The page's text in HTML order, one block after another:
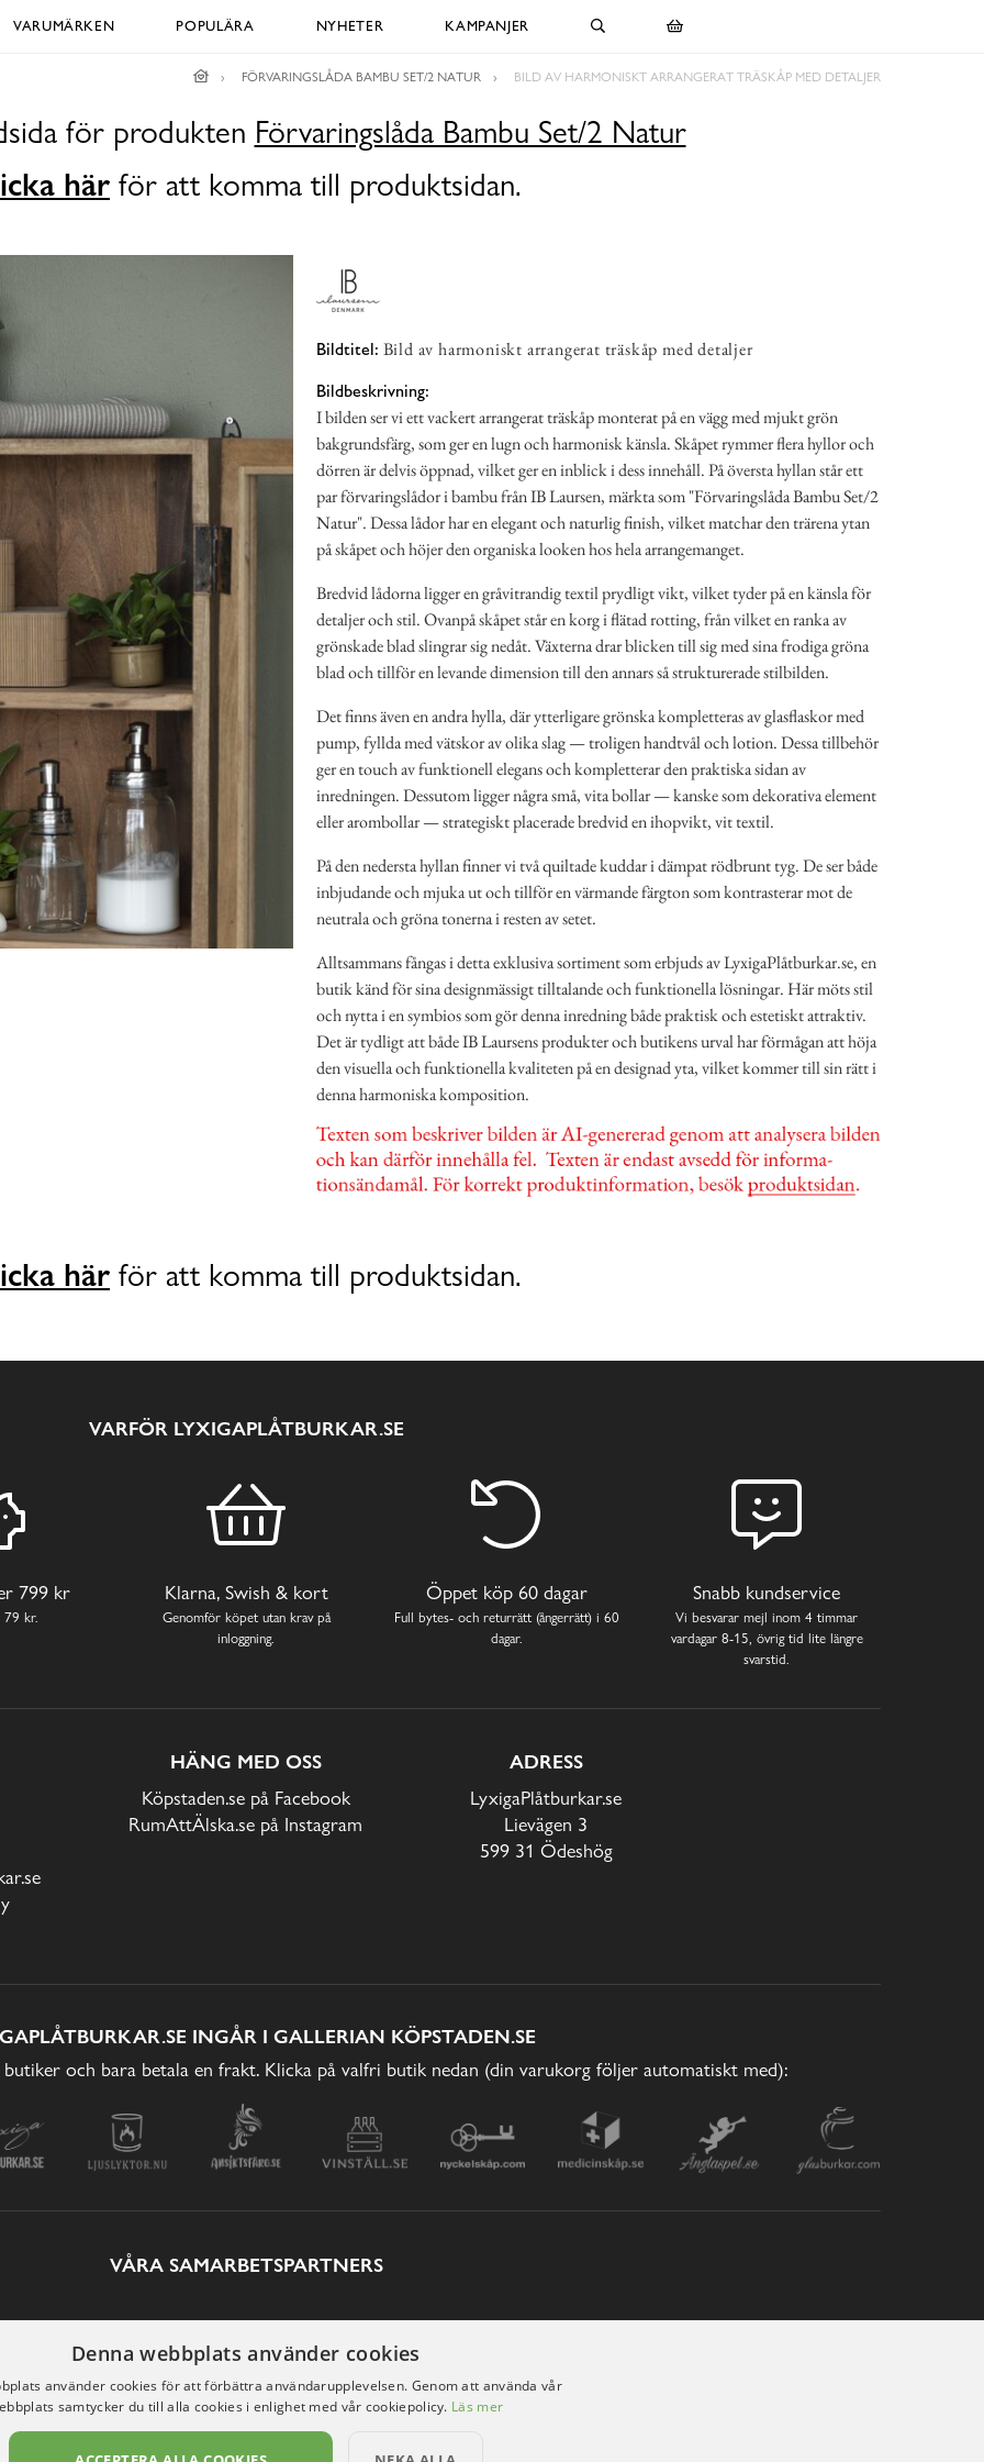
VARUMÄRKEN POPULÄRA NYHETER KAMPANJER
FÖRVARINGSLÅDA BAMBU SET/2 NATUR BILD AV HARMONISKT ARRANGERAT TRÄSKÅP MED DETALJER
för produkten Förvaringslåda Bambu Set/2 Natur
här för att komma till produktsidan.
Bildtitel: Bild av harmoniskt arrangerat träskåp med detaljer
Bildbeskrivning:
I bilden ser vi ett vackert arrangerat träskåp monterat på en vägg med mjukt grön
bakgrundsfärg, som ger en lugn och harmonisk känsla. Skåpet rymmer flera hyllor och
dörren är delvis öppnad, vilket ger en inblick i dess innehåll. På översta hyllan står ett
par förvaringslådor i bambu från IB Laursen, märkta som "Förvaringslåda Bambu Set/2
Natur". Dessa lådor har en elegant och naturlig finish, vilket matchar den trärena ytan
på skåpet och höjer den organiska looken hos hela arrangemanget.
Bredvid lådorna ligger en gråvitrandig textil prydligt vikt, vilket tyder på en känsla för
detaljer och stil. Ovanpå skåpet står en korg i flätad rotting, från vilket en ranka av
grönskade blad slingrar sig nedåt. Växterna drar blicken till sig med sina frodiga gröna
blad och tillför en levande dimension till den annars så strukturerade stilbilden.
Det finns även en andra hylla, där ytterligare grönska kompletteras av glasflaskor med
pump, fyllda med vätskor av olika slag — troligen handtvål och lotion. Dessa tillbehör
ger en touch av funktionell elegans och kompletterar den praktiska sidan av
inredningen. Dessutom ligger några små, vita bollar — kanske som dekorativa element
eller arombollar — strategiskt placerade bredvid en ihopvikt, vit textil.
På den nedersta hyllan finner vi två quiltade kuddar i dämpat rödbrunt tyg. De ser både
inbjudande och mjuka ut och tillför en värmande färgton som kontrasterar mot de
neutrala och gröna tonerna i resten av setet.
Alltsammans fångas i detta exklusiva sortiment som erbjuds av LyxigaPlåtburkar.se, en
butik känd för sina designmässigt tilltalande och funktionella lösningar. Här möts stil
och nytta i en symbios som gör denna inredning både praktisk och estetiskt attraktiv.
Det är tydligt att både IB Laursens produkter och butikens urval har förmågan att höja
den visuella och funktionella kvaliteten på en designad yta, vilket kommer till sin rätt i
denna harmoniska komposition.
här för att komma till produktsidan.
VARFÖR LYXIGAPLÅTBURKAR.SE
799 kr
79 kr.
Klarna, Swish & kort
Genomför köpet utan krav på
inloggning.
Öppet köp 60 dagar
Full bytes- och returrätt (ångerrätt) i 60
dagar.
Snabb kundservice
Vi besvarar mejl inom 4 timmar
vardagar 8-15, övrig tid lite längre
svarstid.
HÄNG MED OSS
Köpstaden.se på Facebook
RumAttÄlska.se på Instagram
ADRESS
LyxigaPlåtburkar.se
Lievägen 3
599 31 Ödeshög
INGÅR I GALLERIAN KÖPSTADEN.SE
och bara betala en frakt. Klicka på valfri butik nedan (din varukorg följer automatiskt med):
VÅRA SAMARBETSPARTNERS
Denna webbplats använder cookies
använder cookies för att förbättra användarupplevelsen. Genom att använda vår
samtycker du till alla cookies i enlighet med vår cookiepolicy. Läs mer